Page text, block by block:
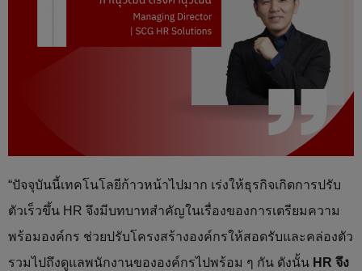
“ปัจจุบันนี้เทคโนโลยีก้าวหน้าไปมาก เร่งให้ธุรกิจเกิดการปรับ
ตัวเร็วขึ้น HR จึงมีบทบาทสำคัญในเรื่องของการเตรียมความ
พร้อมองค์กร ช่วยปรับโครงสร้างองค์กรให้สอดรับและคล่องตัว
รวมไปถึงดูแลพนักงานขององค์กรไปพร้อม ๆ กัน ดังนั้น HR จึง